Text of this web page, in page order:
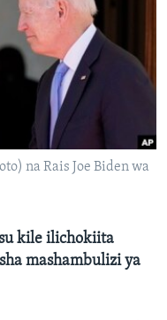
na Rais Joe Biden wa
kile ilichokiita
mashambulizi ya